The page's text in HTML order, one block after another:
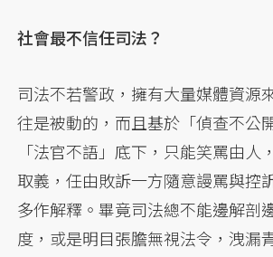
社會最不信任司法？
司法不若警政，擁有大量媒體資源
往是被動的，而且基於「偵查不公
「法官不語」底下，只能笑罵由人
取義，任由敗訴一方隨意謾罵與控
多作解釋。畢竟司法總不能邊解剖
度，或是明目張膽無視法令，洩漏